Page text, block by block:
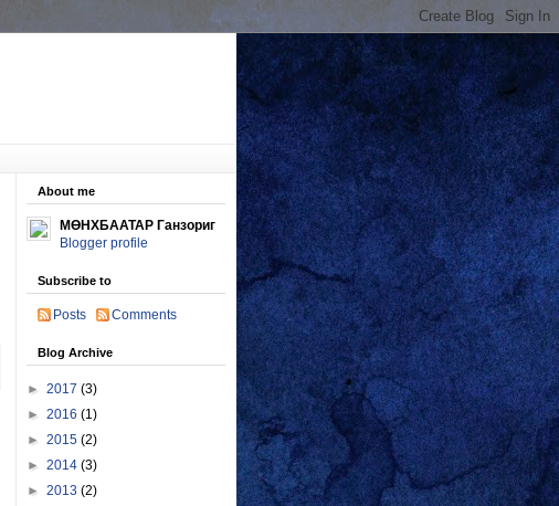
About me
МӨНХБААТАР Ганзориг
Blogger profile
Subscribe to
Posts Comments
Blog Archive
► 2017 (3)
► 2016 (1)
► 2015 (2)
► 2014 (3)
► 2013 (2)